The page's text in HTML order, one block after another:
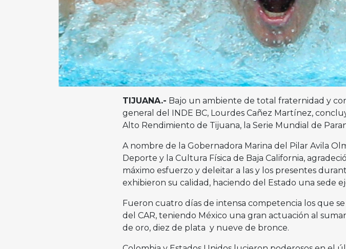
TIJUANA.- Bajo un ambiente de total fraternidad y
general del INDE BC, Lourdes Cañez Martínez,
Alto Rendimiento de Tijuana, la Serie Mundial de
A nombre de la Gobernadora Marina del Pilar Avila
Deporte y la Cultura Física de Baja California,
máximo esfuerzo y deleitar a las y los presentes
exhibieron su calidad, haciendo del Estado una sede
Fueron cuatro días de intensa competencia los que
del CAR, teniendo México una gran actuación al
de oro, diez de plata y nueve de bronce.